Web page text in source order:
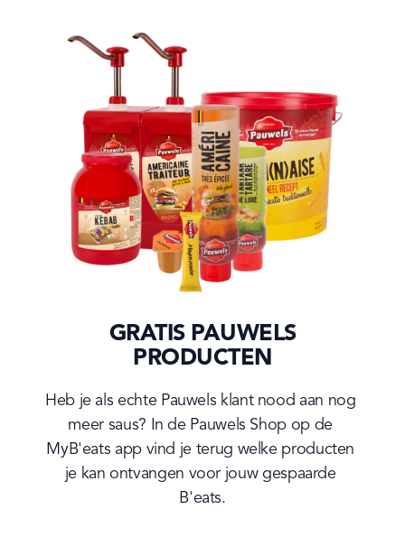
GRATIS PAUWELS
PRODUCTEN
Heb je als echte Pauwels klant nood aan nog
meer saus? In de Pauwels Shop op de
MyB'eats app vind je terug welke producten
je kan ontvangen voor jouw gespaarde
B'eats.